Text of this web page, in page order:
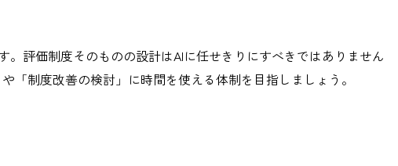
評価制度そのものの設計はAIに任せきりにすべきではありません
制度改善の検討」に時間を使える体制を目指しましょう。